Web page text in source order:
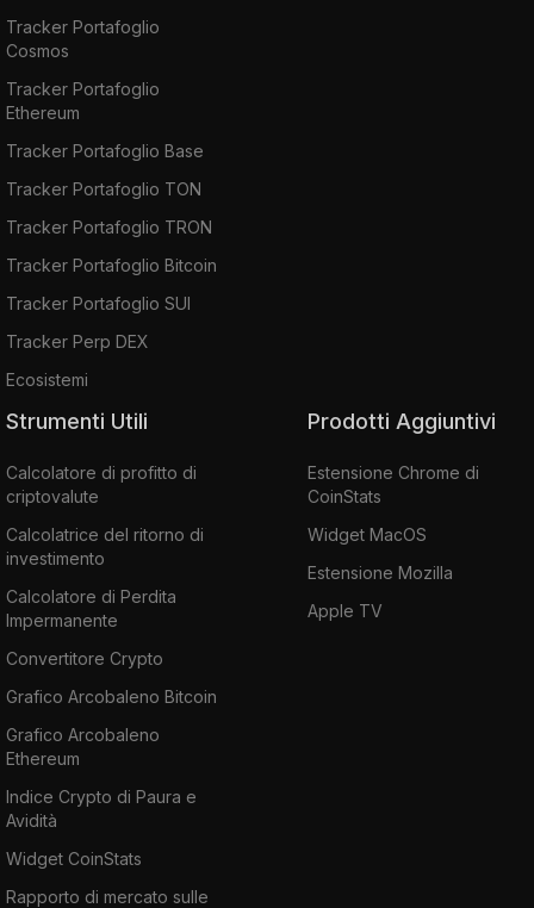
Tracker Portafoglio
Cosmos
Tracker Portafoglio
Ethereum
Tracker Portafoglio Base
Tracker Portafoglio TON
Tracker Portafoglio TRON
Tracker Portafoglio Bitcoin
Tracker Portafoglio SUI
Tracker Perp DEX
Ecosistemi
Strumenti Utili
Calcolatore di profitto di
criptovalute
Calcolatrice del ritorno di
investimento
Calcolatore di Perdita
Impermanente
Convertitore Crypto
Grafico Arcobaleno Bitcoin
Grafico Arcobaleno
Ethereum
Indice Crypto di Paura e
Avidità
Widget CoinStats
Rapporto di mercato sulle
Prodotti Aggiuntivi
Estensione Chrome di
CoinStats
Widget MacOS
Estensione Mozilla
Apple TV